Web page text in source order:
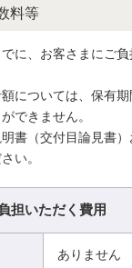
料等
に、お客さまにご
については、保有
できません。
書（交付目論見書
い。
担いただく費用
ありません